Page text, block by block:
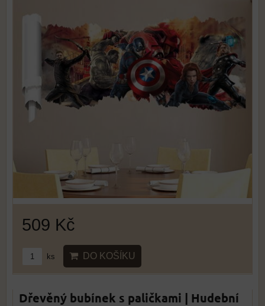
509 Kč
ks DO KOŠÍKU
Dřevěný bubínek s paličkami | Hudební